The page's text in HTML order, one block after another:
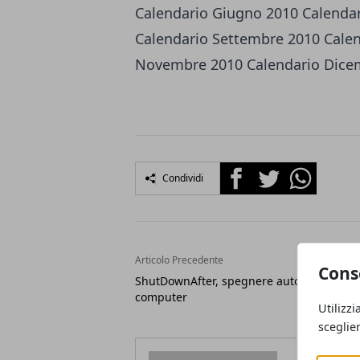
Calendario Giugno 2010
Calendario Settembre 2010
Novembre 2010 Calendario
Condividi FacebookTwitterWhatsapp
Articolo Precedente
ShutDownAfter, spegnere
computer